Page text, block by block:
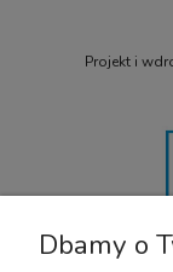
Projekt i
Dbamy o